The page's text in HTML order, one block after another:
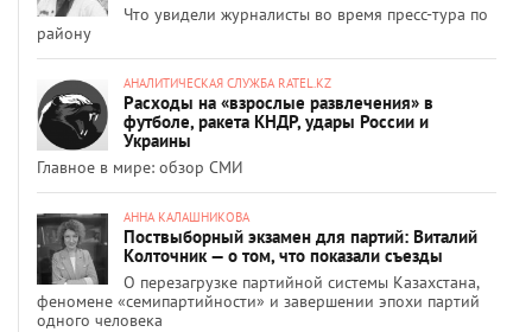
Что увидели журналисты во время пресс-тура по
району
АНАЛИТИЧЕСКАЯ СЛУЖБА RATEL.KZ
Расходы на «взрослые развлечения» в
футболе, ракета КНДР, удары России и
Украины
Главное в мире: обзор СМИ
АННА КАЛАШНИКОВА
Поствыборный экзамен для партий: Виталий
Колточник — о том, что показали съезды
О перезагрузке партийной системы Казахстана,
феномене «семипартийности» и завершении эпохи партий
одного человека